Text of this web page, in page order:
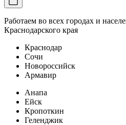
Работаем во всех городах и
Краснодарского края
Краснодар
Сочи
Новороссийск
Армавир
Анапа
Ейск
Кропоткин
Геленджик